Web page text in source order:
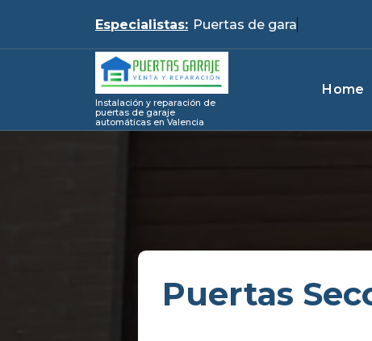
content
Especialistas: Pue
Instalación y reparación de
puertas de garaje
automáticas en Valencia
Home
Puertas